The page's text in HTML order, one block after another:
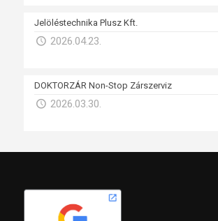
Jelöléstechnika Plusz Kft.
2026.04.23.
DOKTORZÁR Non-Stop Zárszerviz
2026.03.30.